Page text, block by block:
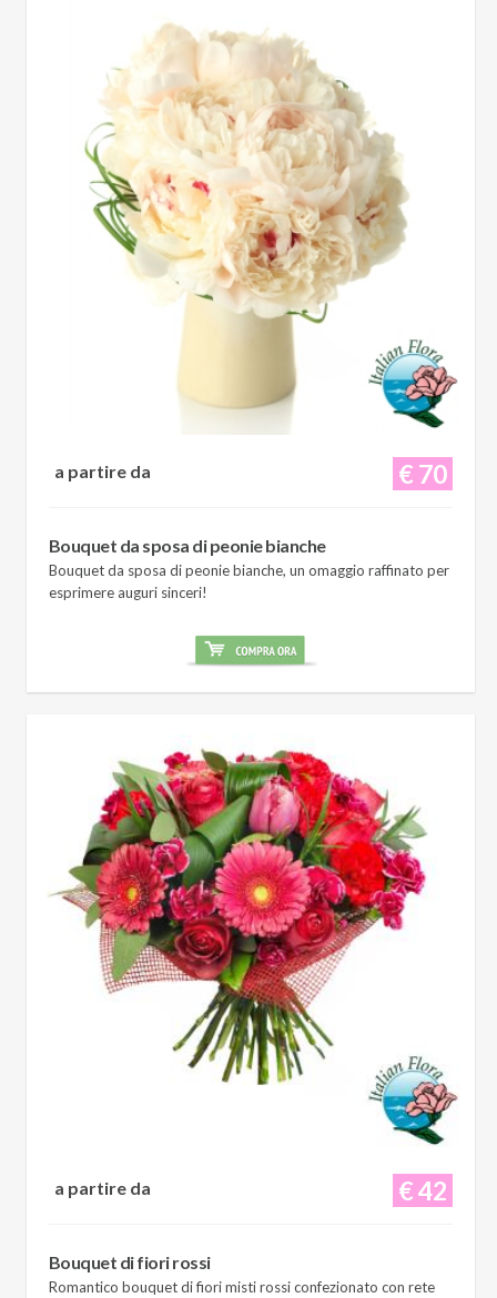
€ 70
a partire da
Bouquet da sposa di peonie bianche
Bouquet da sposa di peonie bianche, un omaggio raffinato per
esprimere auguri sinceri!
€ 42
a partire da
Bouquet di fiori rossi
Romantico bouquet di fiori misti rossi confezionato con rete